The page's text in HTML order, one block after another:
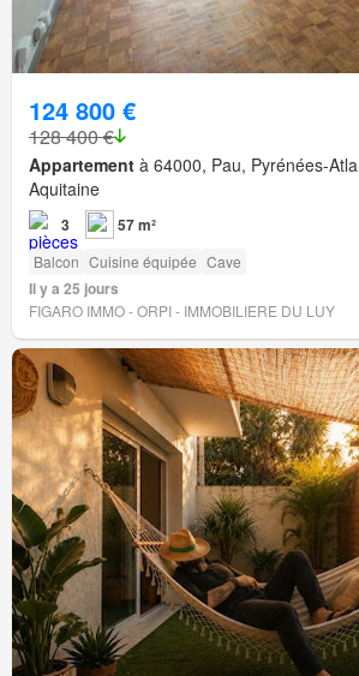
124 800 €
128 400 €
Appartement à 64000, Pau, Pyrénées-
Aquitaine
3 57 m²
Balcon Cuisine équipée Cave
Il y a 25 jours
FIGARO IMMO - ORPI - IMMOBILIERE DU LUY